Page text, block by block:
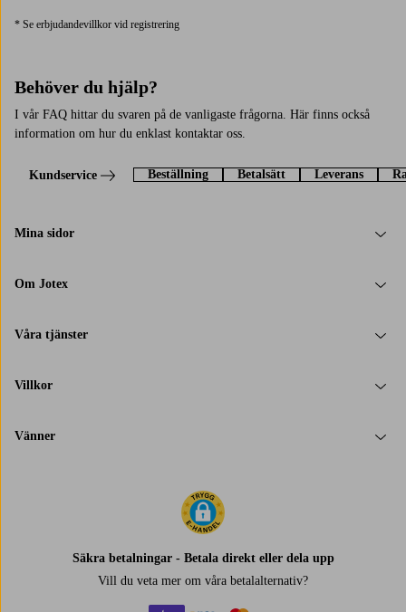
* Se erbjudandevillkor vid registrering
Behöver du hjälp?
I vår FAQ hittar du svaren på de vanligaste frågorna. Här finns också
information om hur du enklast kontaktar oss.
Kundservice Beställning Betalsätt Leverans
Mina sidor
Om Jotex
Våra tjänster
Villkor
Vänner
Säkra betalningar - Betala direkt eller dela upp
Vill du veta mer om våra betalalternativ?